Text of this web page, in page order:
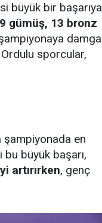
büyük bir başarıya
gümüş, 13 bronz
damga
sporcular,
şampiyonada en
bu büyük başarı,
artırırken, genç